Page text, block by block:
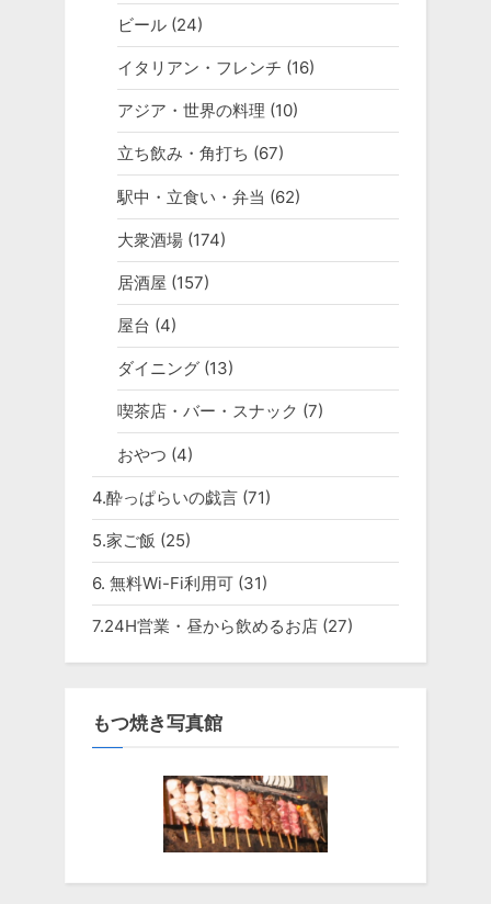
ビール(24)
イタリアン・フレンチ (16)
アジア・世界の料理 (10)
立ち飲み・角打ち (67)
駅中・立食い・弁当 (62)
大衆酒場(174)
居酒屋 (157)
屋台 (4)
ダイニング(13)
喫茶店・バー・スナック (7)
おやつ (4)
4.酔っぱらいの戯言 (71)
5.家ご飯 (25)
6. 無料Wi-Fi利用可 (31)
7.24H営業・昼から飲めるお店 (27)
もつ焼き写真館